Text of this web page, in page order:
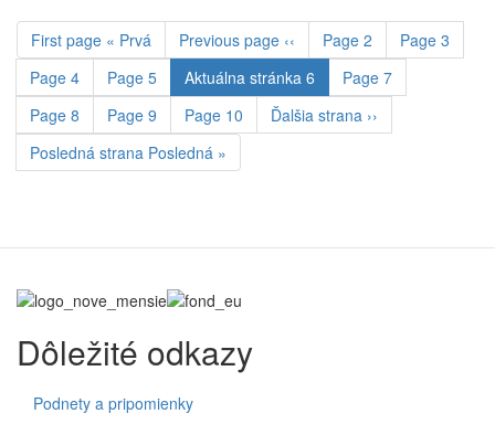
First page « Prvá Previous page ‹‹ Page 2 Page 3
Page 4 Page 5 Aktuálna stránka 6 Page 7
Page 8 Page 9 Page 10 Ďalšia strana ››
Posledná strana Posledná »
Dôležité odkazy
Podnety a pripomienky